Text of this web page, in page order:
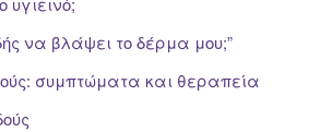
να βλάψει το δέρμα μου;”
συμπτώματα και θεραπεία